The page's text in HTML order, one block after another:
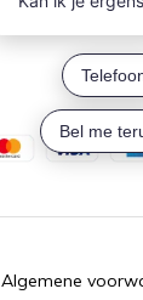
Algemene